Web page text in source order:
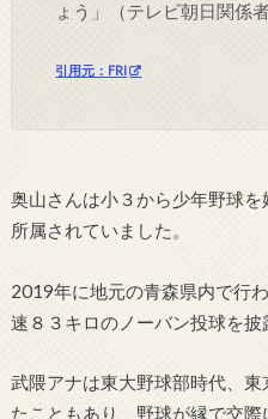
ょう」（テレビ朝日関係者
引用元：FRI
奥山さんは小３から少年野球
所属されていました。
2019年に地元の青森県内で行
速８３キロのノーバン投球を披
武隈アナは東大野球部時代、
たこともあり、野球が縁で交